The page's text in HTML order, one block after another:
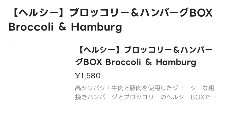
お好みに合わせて、2種類のソースをお選びいただけ
ます。
ライスは大盛無料でご用意しております。
【ヘルシー】ブロッコリー＆ハンバーグBOX
Broccoli ＆ Hamburg
【ヘルシー】ブロッコリー＆ハンバー
グBOX Broccoli ＆ Hamburg
¥1,580
高タンパク！牛肉と豚肉を使用したジューシーな粗
挽きハンバーグとブロッコリーのヘルシーBOXで